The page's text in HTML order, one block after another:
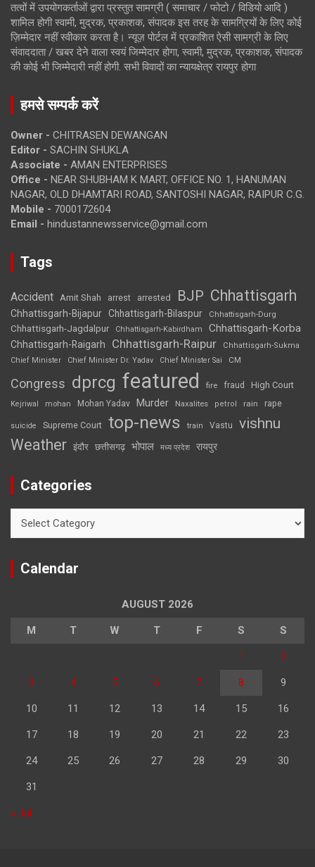
तत्वों में उपयोगकर्ताओं द्वारा प्रस्तुत सामग्री ( समाचार / फोटो / विडियो आदि )
शामिल होगी स्वामी, मुद्रक, प्रकाशक, संपादक इस तरह के सामग्रियों के लिए कोई
ज़िम्मेदार नहीं स्वीकार करता है। न्यूज़ पोर्टल में प्रकाशित ऐसी सामग्री के लिए
संवाददाता / खबर देने वाला स्वयं जिम्मेदार होगा, स्वामी, मुद्रक, प्रकाशक, संपादक
की कोई भी जिम्मेदारी नहीं होगी. सभी विवादों का न्यायक्षेत्र रायपुर होगा
हमसे सम्पर्क करें
Owner - CHITRASEN DEWANGAN
Editor - SACHIN SHUKLA
Associate - AMAN ENTERPRISES
Office - NEAR SHUBHAM K MART, OFFICE NO. 1, HANUMAN
NAGAR, OLD DHAMTARI ROAD, SANTOSHI NAGAR, RAIPUR C.G.
Mobile - 7000172604
Email - hindustannewsservice@gmail.com
Tags
Accident Amit Shah arrest arrested BJP Chhattisgarh
Chhattisgarh-Bijapur Chhattisgarh-Bilaspur Chhattisgarh-Durg
Chhattisgarh-Jagdalpur Chhattisgarh-Kabirdham Chhattisgarh-Korba
Chhattisgarh-Raigarh Chhattisgarh-Raipur
Chhattisgarh-Sukma
Chief Minister
Chief Minister Dr. Yadav Chief Minister Sai CM
Congress dprcg featured fire fraud High Court
Kejriwal mohan Mohan Yadav Murder Naxalites petrol rain rape
suicide Supreme Court top-news train Vastu vishnu
Weather इंदौर छत्तीसगढ़ भोपाल मध्य प्रदेश रायपुर
Categories
Calendar
AUGUST 2026
M T W T F S S
1 2
3 4 5 6 7 8 9
10 11 12 13 14 15 16
17 18 19 20 21 22 23
24 25 26 27 28 29 30
31
« Jul